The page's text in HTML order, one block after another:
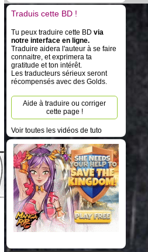
Traduis cette BD !
Tu peux traduire cette BD via
notre interface en ligne.
Traduire aidera l'auteur à se faire
connaitre, et exprimera ta
gratitude et ton intérêt.
Les traducteurs sérieux seront
récompensés avec des Golds.
Aide à traduire ou corriger
cette page !
Voir toutes les vidéos de tuto